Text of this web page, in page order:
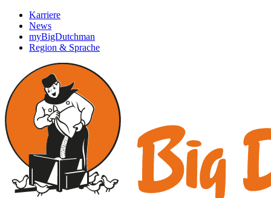
Karriere
News
myBigDutchman
Region & Sprache